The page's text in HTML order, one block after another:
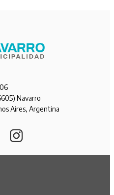
Navarro
Aires, Argentina